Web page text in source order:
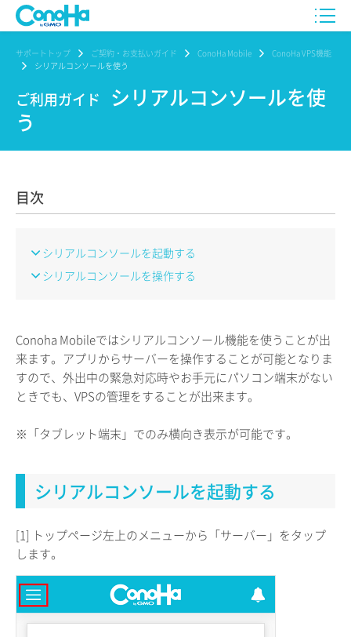
サポートトップ ご契約・お支払いガイド ConoHa Mobile
ConoHa VPS機能
シリアルコンソールを使う
ご利用ガイド
シリアルコンソールを使
う
目次
シリアルコンソールを起動する
シリアルコンソールを操作する
Conoha Mobileではシリアルコンソール機能を使うことが出
来ます。アプリからサーバーを操作することが可能となりま
すので、外出中の緊急対応時やお手元にパソコン端末がない
ときでも、VPSの管理をすることが出来ます。
※「タブレット端末」でのみ横向き表示が可能です。
シリアルコンソールを起動する
[1] トップページ左上のメニューから「サーバー」をタップ
します。